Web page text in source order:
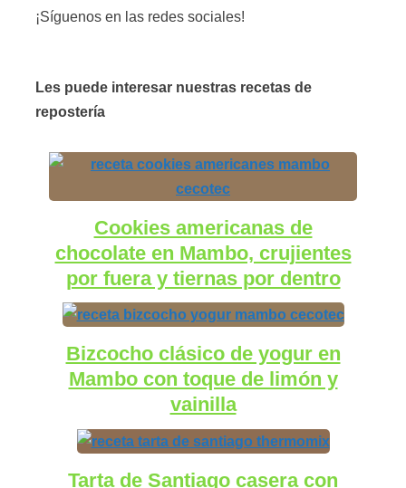
¡Síguenos en las redes sociales!
Les puede interesar nuestras recetas de
repostería
Cookies americanas de
chocolate en Mambo, crujientes
por fuera y tiernas por dentro
Bizcocho clásico de yogur en
Mambo con toque de limón y
vainilla
Tarta de Santiago casera con